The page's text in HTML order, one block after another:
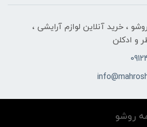
، خرید آنلاین لوازم آرایشی ،
و ادکلن
رو‌شو